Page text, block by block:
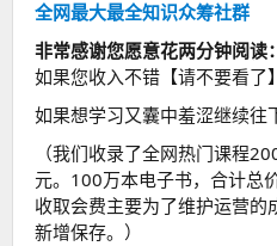
全网最大最全知识众筹社群
非常感谢您愿意花两分钟阅读：
如果您收入不错【请不要看了】
如果想学习又囊中羞涩继续往
（我们收录了全网热门课程
元。100万本电子书，合计总
收取会费主要为了维护运营的
新增保存。）